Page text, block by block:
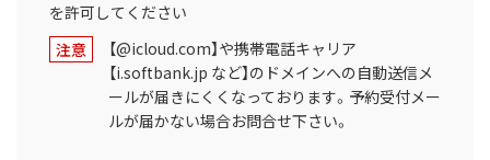
を許可してください
注意
【@icloud.com】や携帯電話キャリア
【i.softbank.jp など】のドメインへの自動送信メ
ールが届きにくくなっております。予約受付メー
ルが届かない場合お問合せ下さい。